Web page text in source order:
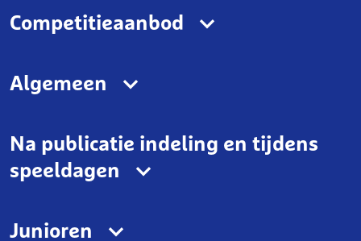
Competitieaanbod
Algemeen
Na publicatie indeling en tijdens
speeldagen
Junioren